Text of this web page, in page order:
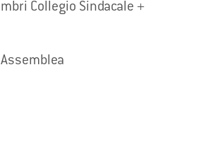
Collegio Sindacale +